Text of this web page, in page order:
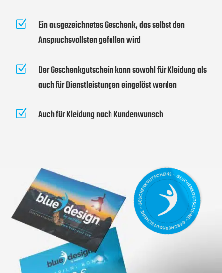
Z
Ein ausgezeichnetes Geschenk, das selbst den
Anspruchsvollsten gefallen wird
Z
Der Geschenkgutschein kann sowohl für Kleidung als
auch für Dienstleistungen eingelöst werden
Z Auch für Kleidung nach Kundenwunsch